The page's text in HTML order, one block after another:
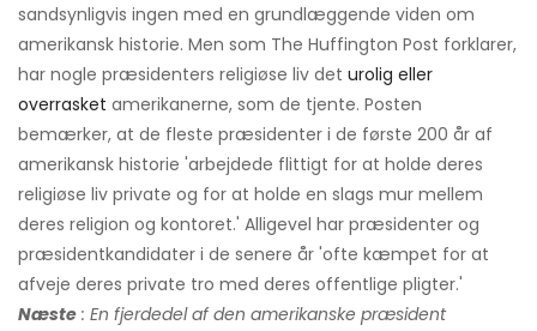
sandsynligvis ingen med en grundlæggende viden om
amerikansk historie. Men som The Huffington Post forklarer,
har nogle præsidenters religiøse liv det urolig eller
overrasket amerikanerne, som de tjente. Posten
bemærker, at de fleste præsidenter i de første 200 år af
amerikansk historie 'arbejdede flittigt for at holde deres
religiøse liv private og for at holde en slags mur mellem
deres religion og kontoret.' Alligevel har præsidenter og
præsidentkandidater i de senere år 'ofte kæmpet for at
afveje deres private tro med deres offentlige pligter.'
Næste : En fjerdedel af den amerikanske præsident